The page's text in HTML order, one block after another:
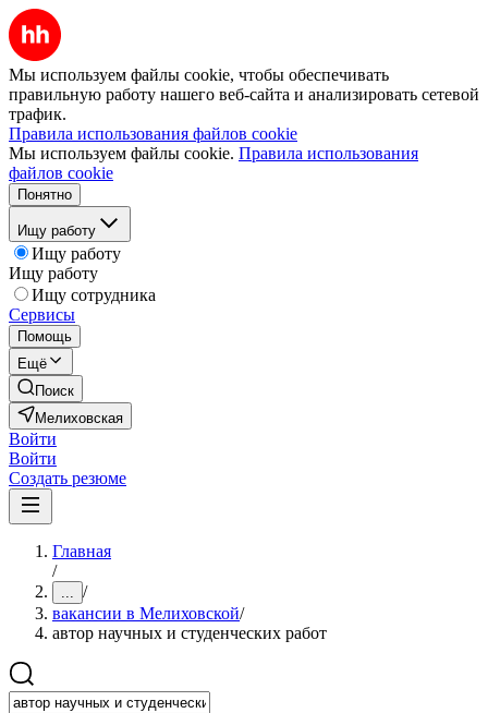
Мы используем файлы cookie, чтобы обеспечивать
правильную работу нашего веб-сайта и анализировать сетевой
трафик.
Правила использования файлов cookie
Мы используем файлы cookie. Правила использования
файлов cookie
Понятно
Ищу работу
Ищу работу
Ищу работу
Ищу сотрудника
Сервисы
Помощь
Ещё
Поиск
Мелиховская
Войти
Войти
Создать резюме
Главная
/
... /
вакансии в Мелиховской/
автор научных и студенческих работ